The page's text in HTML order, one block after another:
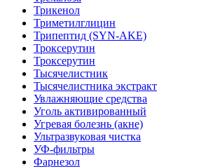
Трикенол
Триметилглицин
Трипептид (SYN-AKE)
Троксерутин
Троксерутин
Тысячелистник
Тысячелистника экстракт
Увлажняющие средства
Уголь активированный
Угревая болезнь (акне)
Ультразвуковая чистка
УФ-фильтры
Фарнезол